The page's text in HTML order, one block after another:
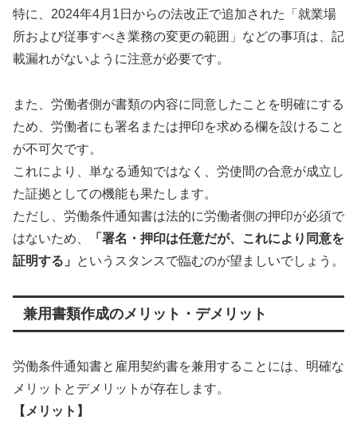
特に、2024年4月1日からの法改正で追加された「就業場
所および従事すべき業務の変更の範囲」などの事項は、記
載漏れがないように注意が必要です。
また、労働者側が書類の内容に同意したことを明確にする
ため、労働者にも署名または押印を求める欄を設けること
が不可欠です。
これにより、単なる通知ではなく、労使間の合意が成立し
た証拠としての機能も果たします。
ただし、労働条件通知書は法的に労働者側の押印が必須で
はないため、
「署名・押印は任意だが、これにより同意を
証明する」
というスタンスで臨むのが望ましいでしょう。
兼用書類作成のメリット・デメリット
労働条件通知書と雇用契約書を兼用することには、明確な
メリットとデメリットが存在します。
【メリット】